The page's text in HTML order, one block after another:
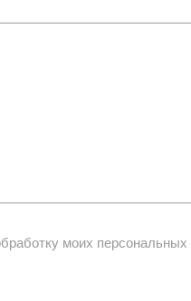
моих